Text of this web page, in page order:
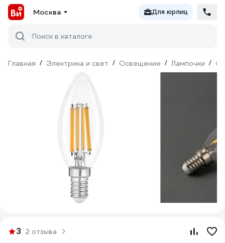
Москва Для юрлиц
Поиск в каталоге
Главная / Электрика и свет / Освещение / Лампочки /
3 2 отзыва